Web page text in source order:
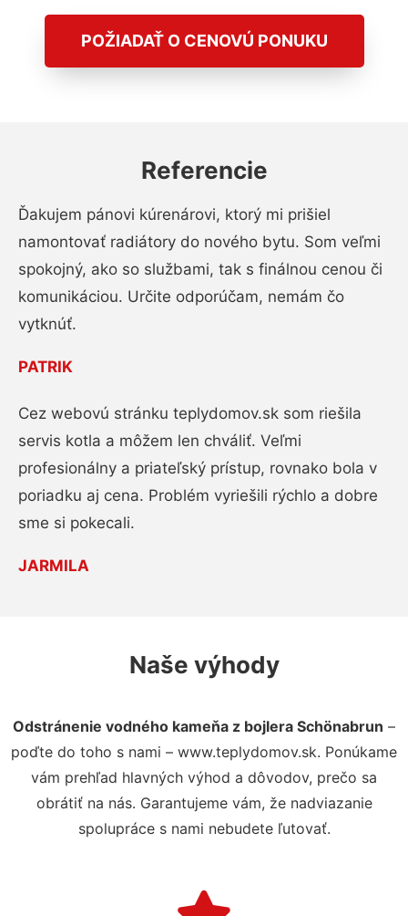
POŽIADAŤ O CENOVÚ PONUKU
Referencie
Ďakujem pánovi kúrenárovi, ktorý mi prišiel
namontovať radiátory do nového bytu. Som veľmi
spokojný, ako so službami, tak s finálnou cenou či
komunikáciou. Určite odporúčam, nemám čo
vytknúť.
PATRIK
Cez webovú stránku teplydomov.sk som riešila
servis kotla a môžem len chváliť. Veľmi
profesionálny a priateľský prístup, rovnako bola v
poriadku aj cena. Problém vyriešili rýchlo a dobre
sme si pokecali.
JARMILA
Naše výhody
Odstránenie vodného kameňa z bojlera Schönabrun –
poďte do toho s nami – www.teplydomov.sk. Ponúkame
vám prehľad hlavných výhod a dôvodov, prečo sa
obrátiť na nás. Garantujeme vám, že nadviazanie
spolupráce s nami nebudete ľutovať.